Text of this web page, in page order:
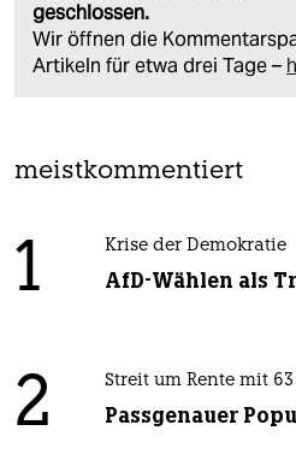
geschlossen.
Wir öffnen die
Artikeln für etwa drei Tage –
meistkommentiert
1 Krise der Demokratie
AfD-Wählen als
2 Streit um Rente mit 63
Passgenauer